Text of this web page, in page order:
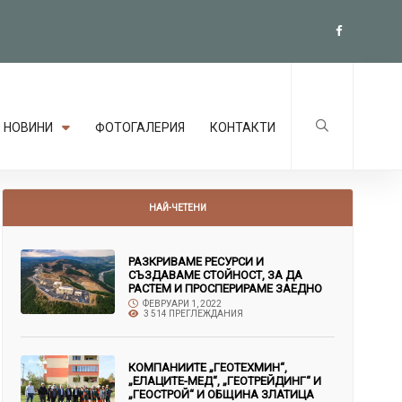
НОВИНИ ФОТОГАЛЕРИЯ КОНТАКТИ
НАЙ-ЧЕТЕНИ
РАЗКРИВАМЕ РЕСУРСИ И
СЪЗДАВАМЕ СТОЙНОСТ, ЗА ДА
РАСТЕМ И ПРОСПЕРИРАМЕ ЗАЕДНО
ФЕВРУАРИ 1, 2022
3 514 ПРЕГЛЕЖДАНИЯ
КОМПАНИИТЕ „ГЕОТЕХМИН“,
„ЕЛАЦИТЕ-МЕД“, „ГЕОТРЕЙДИНГ“ И
„ГЕОСТРОЙ“ И ОБЩИНА ЗЛАТИЦА